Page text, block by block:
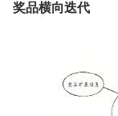
奖品横向迭代